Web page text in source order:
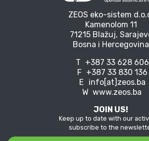
ZEOS eko-sistem
Kamenolom 11
71215 Blažuj,
Bosna i Hercegovina
T +387 33 628 606
F +387 33 830 136
E info[at]zeos.ba
W www.zeos.ba
JOIN US!
Keep up to date with our
subscribe to the